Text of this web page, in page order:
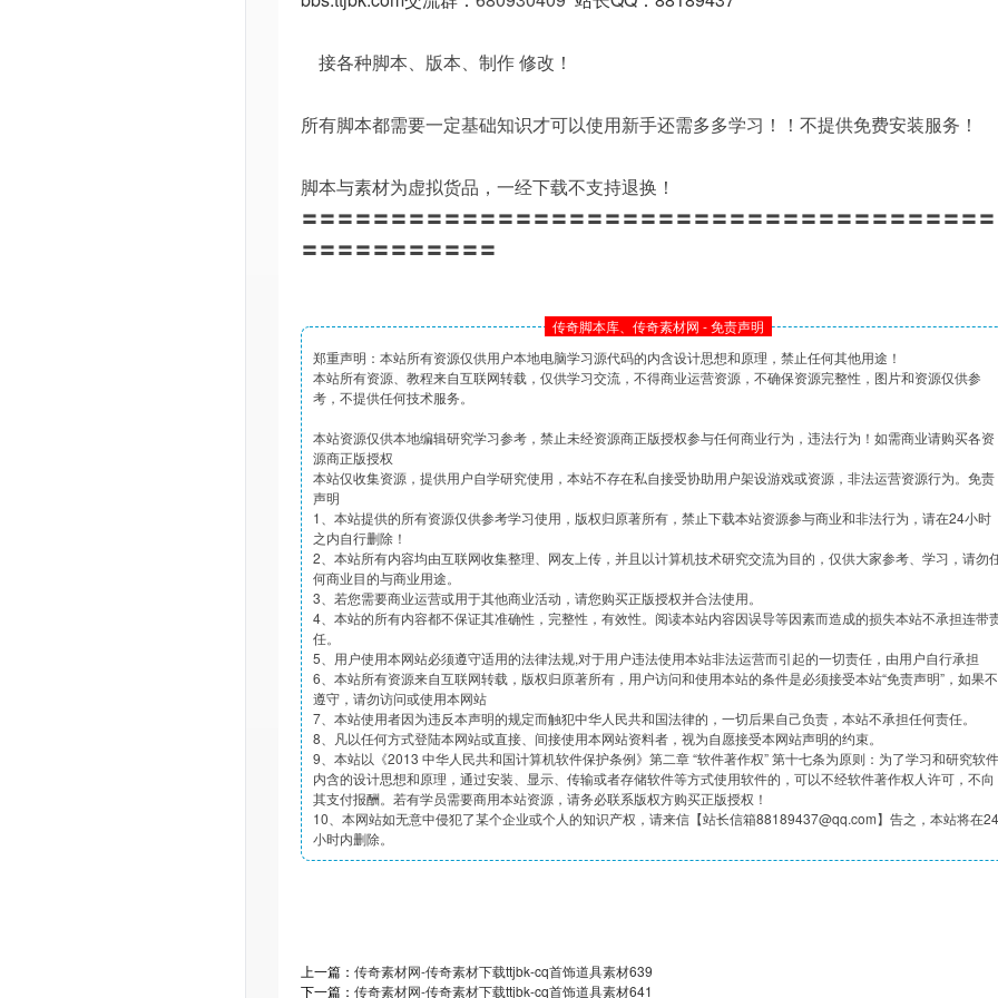
接各种脚本、版本、制作 修改！
所有脚本都需要一定基础知识才可以使用新手还需多多学习！！不提供免费安装服务！
脚本与素材为虚拟货品，一经下载不支持退换！
〓〓〓〓〓〓〓〓〓〓〓〓〓〓〓〓〓〓〓〓〓〓〓〓〓〓〓〓〓〓〓〓〓〓〓〓〓〓
〓〓〓〓〓〓〓〓〓〓〓
传奇脚本库、传奇素材网 - 免责声明
郑重声明：本站所有资源仅供用户本地电脑学习源代码的内含设计思想和原理，禁止任何其他用途！
本站所有资源、教程来自互联网转载，仅供学习交流，不得商业运营资源，不确保资源完整性，图片和资源仅供参
考，不提供任何技术服务。
本站资源仅供本地编辑研究学习参考，禁止未经资源商正版授权参与任何商业行为，违法行为！如需商业请购买各资
源商正版授权
本站仅收集资源，提供用户自学研究使用，本站不存在私自接受协助用户架设游戏或资源，非法运营资源行为。免责
声明
1、本站提供的所有资源仅供参考学习使用，版权归原著所有，禁止下载本站资源参与商业和非法行为，请在24小时
之内自行删除！
2、本站所有内容均由互联网收集整理、网友上传，并且以计算机技术研究交流为目的，仅供大家参考、学习，请勿
何商业目的与商业用途。
3、若您需要商业运营或用于其他商业活动，请您购买正版授权并合法使用。
4、本站的所有内容都不保证其准确性，完整性，有效性。阅读本站内容因误导等因素而造成的损失本站不承担连带
任。
5、用户使用本网站必须遵守适用的法律法规,对于用户违法使用本站非法运营而引起的一切责任，由用户自行承担
6、本站所有资源来自互联网转载，版权归原著所有，用户访问和使用本站的条件是必须接受本站“免责声明”，如果不
遵守，请勿访问或使用本网站
7、本站使用者因为违反本声明的规定而触犯中华人民共和国法律的，一切后果自己负责，本站不承担任何责任。
8、凡以任何方式登陆本网站或直接、间接使用本网站资料者，视为自愿接受本网站声明的约束。
9、本站以《2013 中华人民共和国计算机软件保护条例》第二章 “软件著作权” 第十七条为原则：为了学习和研究软件
内含的设计思想和原理，通过安装、显示、传输或者存储软件等方式使用软件的，可以不经软件著作权人许可，不向
其支付报酬。若有学员需要商用本站资源，请务必联系版权方购买正版授权！
10、本网站如无意中侵犯了某个企业或个人的知识产权，请来信【站长信箱88189437@qq.com】告之，本站将在24
小时内删除。
上一篇： 传奇素材网-传奇素材下载ttjbk-cq首饰道具素材639
下一篇： 传奇素材网-传奇素材下载ttjbk-cq首饰道具素材641